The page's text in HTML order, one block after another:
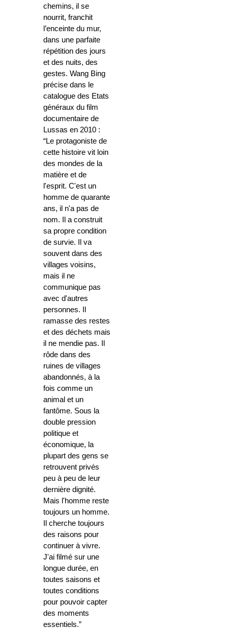
chemins, il se
nourrit, franchit
l’enceinte du mur,
dans une parfaite
répétition des jours
et des nuits, des
gestes. Wang Bing
précise dans le
catalogue des Etats
généraux du film
documentaire de
Lussas en 2010 :
“Le protagoniste de
cette histoire vit loin
des mondes de la
matière et de
l'esprit. C'est un
homme de quarante
ans, il n'a pas de
nom. Il a construit
sa propre condition
de survie. Il va
souvent dans des
villages voisins,
mais il ne
communique pas
avec d'autres
personnes. Il
ramasse des restes
et des déchets mais
il ne mendie pas. Il
rôde dans des
ruines de villages
abandonnés, à la
fois comme un
animal et un
fantôme. Sous la
double pression
politique et
économique, la
plupart des gens se
retrouvent privés
peu à peu de leur
dernière dignité.
Mais l'homme reste
toujours un homme.
Il cherche toujours
des raisons pour
continuer à vivre.
J'ai filmé sur une
longue durée, en
toutes saisons et
toutes conditions
pour pouvoir capter
des moments
essentiels.”